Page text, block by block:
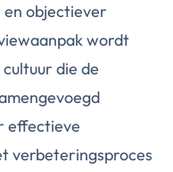
objectiever
wordt
die de
effectieve
verbeteringsproces